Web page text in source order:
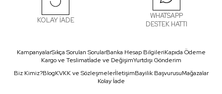
KOLAY İADE
WHATSAPP
DESTEK HATTI
KampanyalarSıkça Sorulan SorularBanka Hesap BilgileriKapıda Ödeme
Kargo ve Teslimatİade ve DeğişimYurtdışı Gönderim
Biz Kimiz?BlogKVKK ve SözleşmelerİletişimBayilik BaşvurusuMağazalar
Kolay İade